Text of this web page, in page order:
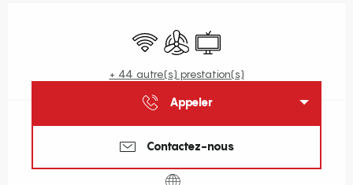
WiFi Air conditionné
Télévision
+ 44 autre(s) prestation(s)
Appeler
Contactez-nous